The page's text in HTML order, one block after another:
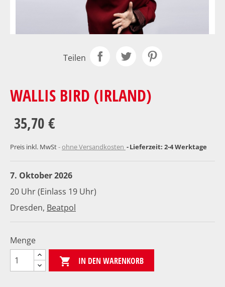
Teilen
WALLIS BIRD (IRLAND)
35,70 €
Preis inkl. MwSt ohne Versandkosten Lieferzeit: 2-4 Werktage
7. Oktober 2026
20 Uhr (Einlass 19 Uhr)
Dresden, Beatpol
Menge
 IN DEN WARENKORB